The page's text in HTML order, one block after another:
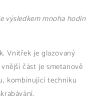
výsledkem mnoha hodin
Vnitřek je glazovaný
část je smetanově
kombinující techniku